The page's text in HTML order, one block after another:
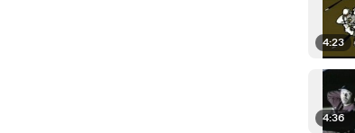
4:23
4:36